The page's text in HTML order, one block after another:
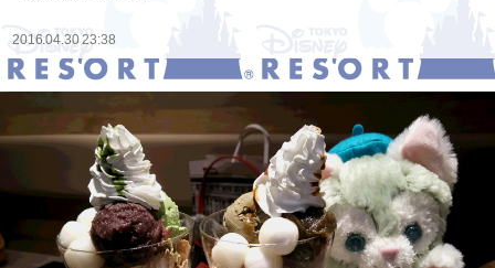
2016.04.30 23:38